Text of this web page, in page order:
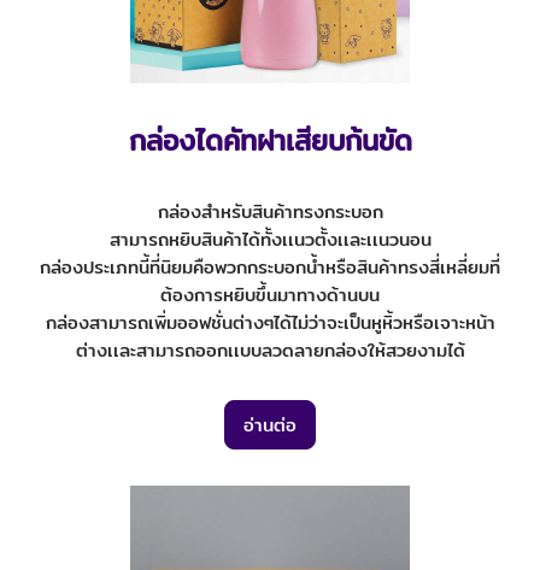
กล่องไดคัทฝาเสียบก้นขัด
กล่องสำหรับสินค้าทรงกระบอก
สามารถหยิบสินค้าได้ทั้งเเนวตั้งเเละเเนวนอน
กล่องประเภทนี้ที่นิยมคือพวกกระบอกน้ำหรือสินค้าทรงสี่เหลี่ยมที่
ต้องการหยิบขึ้นมาทางด้านบน
กล่องสามารถเพิ่มออฟชั่นต่างๆได้ไม่ว่าจะเป็นหูหิ้วหรือเจาะหน้า
ต่างเเละสามารถออกเเบบลวดลายกล่องให้สวยงามได้
อ่านต่อ